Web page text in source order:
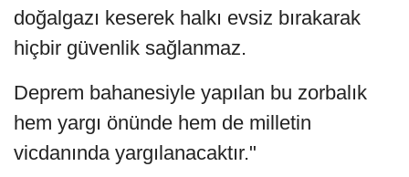
doğalgazı keserek halkı evsiz bırakarak
hiçbir güvenlik sağlanmaz.
Deprem bahanesiyle yapılan bu zorbalık
hem yargı önünde hem de milletin
vicdanında yargılanacaktır."